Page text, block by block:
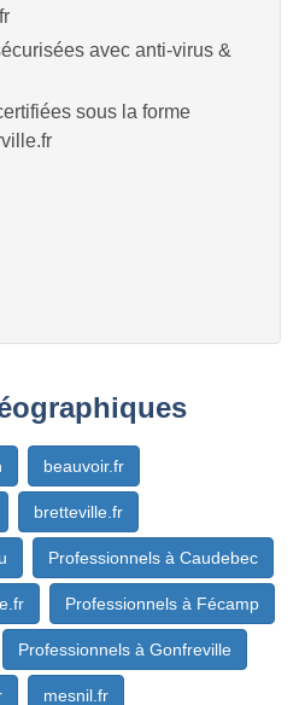
avec anti-virus &
sous la forme
beauvoir.fr
bretteville.fr
Professionnels à Caudebec
Professionnels à Fécamp
Professionnels à Gonfreville
mesnil.fr